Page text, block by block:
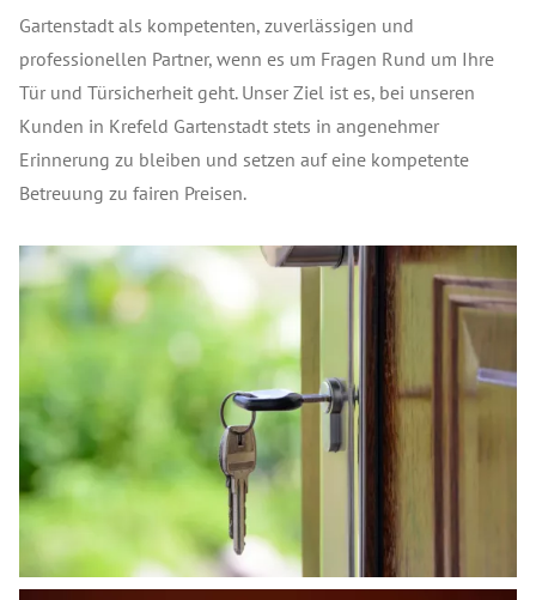
Gartenstadt als kompetenten, zuverlässigen und
professionellen Partner, wenn es um Fragen Rund um Ihre
Tür und Türsicherheit geht. Unser Ziel ist es, bei unseren
Kunden in Krefeld Gartenstadt stets in angenehmer
Erinnerung zu bleiben und setzen auf eine kompetente
Betreuung zu fairen Preisen.